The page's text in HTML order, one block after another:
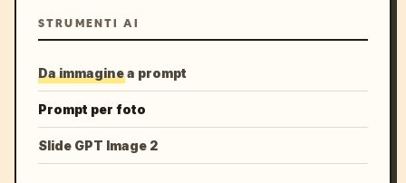
STRUMENTI AI
Da immagine a prompt
Prompt per foto
Slide GPT Image 2